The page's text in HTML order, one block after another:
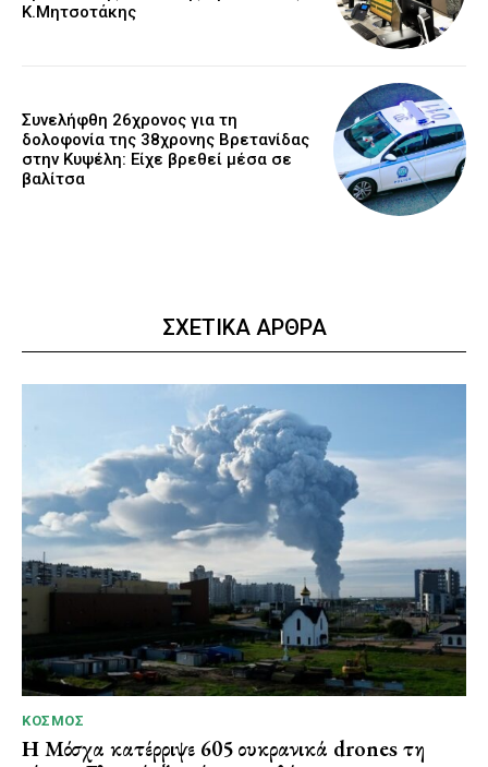
Κ.Μητσοτάκης
Συνελήφθη 26χρονος για τη
δολοφονία της 38χρονης Βρετανίδας
στην Κυψέλη: Είχε βρεθεί μέσα σε
βαλίτσα
ΣΧΕΤΙΚΑ ΑΡΘΡΑ
ΚΌΣΜΟΣ
Η Μόσχα κατέρριψε 605 ουκρανικά drones τη